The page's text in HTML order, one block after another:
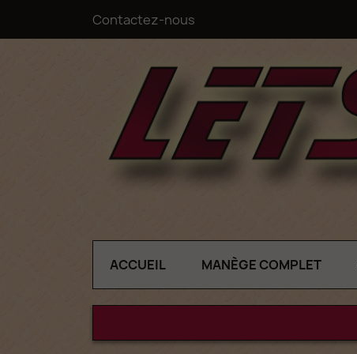
Contactez-nous
ACCUEIL MANÈGE COMPLET